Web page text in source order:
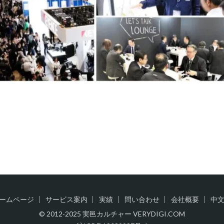
ムページ サービス案内 実績 問い合わせ 会社概要
中
© 2012-2025 実邑カルチャー VERYDIGI.COM